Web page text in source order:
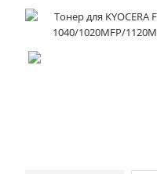
Ricoh